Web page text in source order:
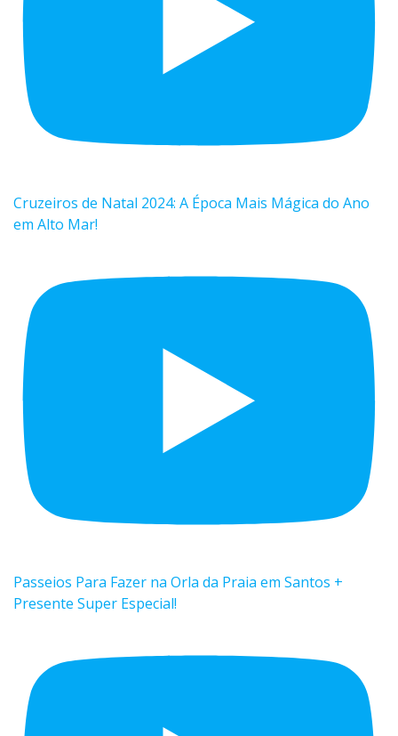
Cruzeiros de Natal 2024: A Época Mais Mágica do Ano
em Alto Mar!
Passeios Para Fazer na Orla da Praia em Santos +
Presente Super Especial!